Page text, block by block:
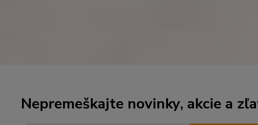
Nepremeškajte novinky, akcie a